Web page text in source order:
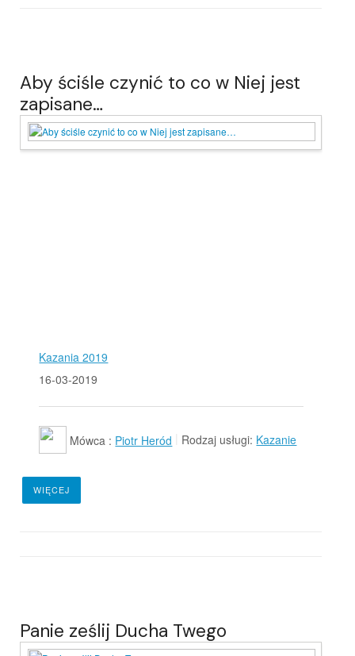
Aby ściśle czynić to co w Niej jest
zapisane…
Kazania 2019
16-03-2019
Mówca : Piotr Heród Rodzaj usługi: Kazanie
WIĘCEJ
Panie ześlij Ducha Twego